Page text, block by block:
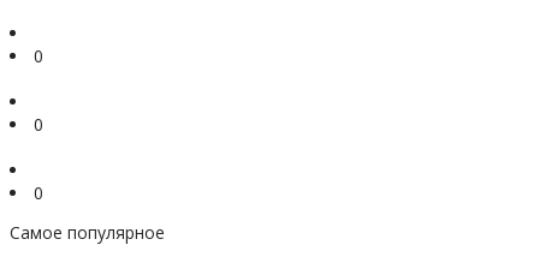
0
0
0
Самое популярное